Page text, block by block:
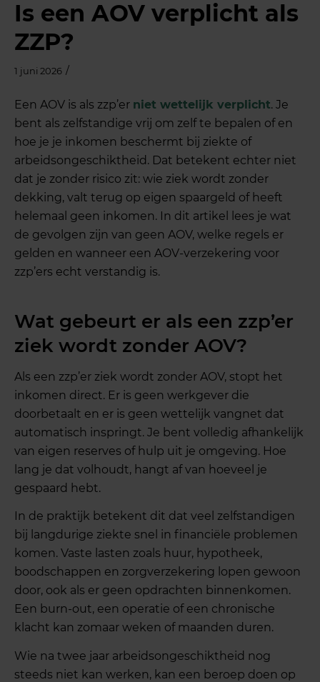
Is een AOV verplicht als
ZZP?
1 juni 2026 /
Een AOV is als zzp’er niet wettelijk verplicht. Je
bent als zelfstandige vrij om zelf te bepalen of en
hoe je je inkomen beschermt bij ziekte of
arbeidsongeschiktheid. Dat betekent echter niet
dat je zonder risico zit: wie ziek wordt zonder
dekking, valt terug op eigen spaargeld of heeft
helemaal geen inkomen. In dit artikel lees je wat
de gevolgen zijn van geen AOV, welke regels er
gelden en wanneer een AOV-verzekering voor
zzp’ers echt verstandig is.
Wat gebeurt er als een zzp’er
ziek wordt zonder AOV?
Als een zzp’er ziek wordt zonder AOV, stopt het
inkomen direct. Er is geen werkgever die
doorbetaalt en er is geen wettelijk vangnet dat
automatisch inspringt. Je bent volledig afhankelijk
van eigen reserves of hulp uit je omgeving. Hoe
lang je dat volhoudt, hangt af van hoeveel je
gespaard hebt.
In de praktijk betekent dit dat veel zelfstandigen
bij langdurige ziekte snel in financiële problemen
komen. Vaste lasten zoals huur, hypotheek,
boodschappen en zorgverzekering lopen gewoon
door, ook als er geen opdrachten binnenkomen.
Een burn-out, een operatie of een chronische
klacht kan zomaar weken of maanden duren.
Wie na twee jaar arbeidsongeschiktheid nog
steeds niet kan werken, kan een beroep doen op